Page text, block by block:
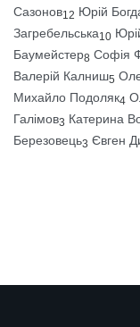
Сазонов12 Юрій
Загребельська10
Баумейстер8 Софія
Валерій Калниш5
Михайло Подоляк4
Галімов3 Катерина
Березовець3 Євген